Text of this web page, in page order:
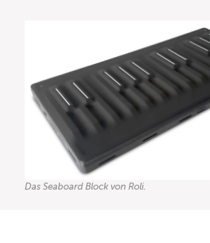
Das Seaboard Block von Roli.